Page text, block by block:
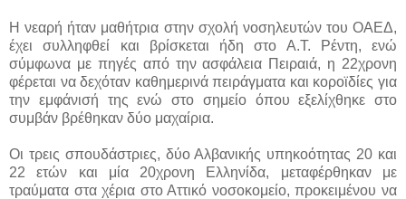
Η νεαρή ήταν μαθήτρια στην σχολή νοσηλευτών του ΟΑΕΔ,
έχει συλληφθεί και βρίσκεται ήδη στο Α.Τ. Ρέντη, ενώ
σύμφωνα με πηγές από την ασφάλεια Πειραιά, η 22χρονη
φέρεται να δεχόταν καθημερινά πειράγματα και κοροϊδίες για
την εμφάνισή της ενώ στο σημείο όπου εξελίχθηκε στο
συμβάν βρέθηκαν δύο μαχαίρια.
Οι τρεις σπουδάστριες, δύο Αλβανικής υπηκοότητας 20 και
22 ετών και μία 20χρονη Ελληνίδα, μεταφέρθηκαν με
τραύματα στα χέρια στο Αττικό νοσοκομείο, προκειμένου να